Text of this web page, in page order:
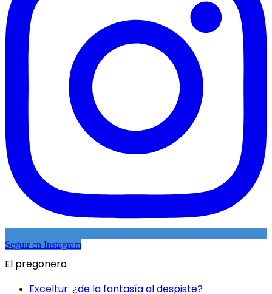
Seguir en Instagram
El pregonero
Exceltur: ¿de la fantasía al despiste?